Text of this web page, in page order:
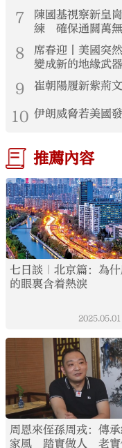
7
陳國基視察新皇
練 確保通關萬
8
席春迎丨美國突
變成新的地緣武器
9 崔朝陽履新紫荊
10 伊朗威脅若美國
推薦內容
七日談｜北京篇：為
的眼裏含着熱淚
2025.05.01
周恩來侄孫周戎：傳
家風 踏實做人 老實